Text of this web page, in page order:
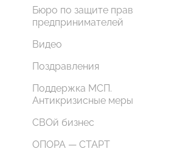
Бюро по защите прав
предпринимателей
Видео
Поздравления
Поддержка МСП.
Антикризисные меры
СВОй бизнес
ОПОРА — СТАРТ